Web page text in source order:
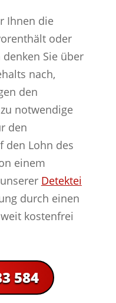
Ihnen die
oder
Sie über
nach,
den
notwendige
den
den Lohn des
einem
Detektei
durch einen
kostenfrei
584